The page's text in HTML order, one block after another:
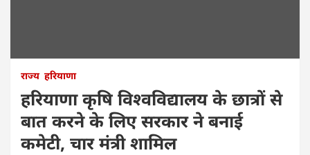
राज्य हरियाणा
हरियाणा कृषि विश्वविद्यालय के छात्रों से
बात करने के लिए सरकार ने बनाई
कमेटी, चार मंत्री शामिल